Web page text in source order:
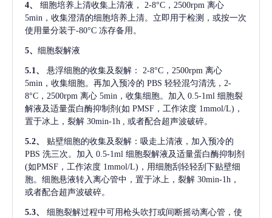
4、 细胞培养上清收集上清液，
2-8°C，2500rpm 离心
5min，收集澄清的细胞培养上清。立即用于检测，或按一次
使用量分装于-80°C 冻存备用。
5、 细胞裂解液
5.1、 悬浮细胞的收集及裂解：
2-8°C，2500rpm 离心
5min，收集细胞。再加入预冷的 PBS 轻轻混匀清洗，2-
8°C，2500rpm 离心 5min，收集细胞。加入 0.5-1ml 细胞裂
解液及适量蛋白酶抑制剂(如 PMSF，工作浓度 1mmol/L)，
置于冰上，裂解 30min-1h , 或者配合超声波破碎。
5.2、
贴壁细胞的收集及裂解：吸走上清液，加入预冷的
PBS 洗三次。加入 0.5-1ml 细胞裂解液及适量蛋白酶抑制剂
(如PMSF，工作浓度 1mmol/L)，用细胞刮轻轻刮下贴壁细
胞。细胞悬液转入离心管中，置于冰上，裂解 30min-1h，
或者配合超声波破碎。
5.3、
细胞裂解过程中可用枪头吹打或间断摇动离心管，使